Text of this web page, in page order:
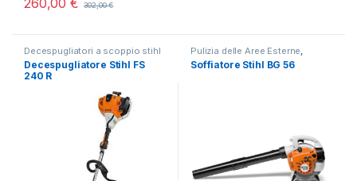
260,00€ 302,00€
Decespugliatori a scoppio stihl
in offerta e altre marche, Taglio
e Sfalcio dell'Erba Alta e
Spontanea
Decespugliatore Stihl FS
240 R
Pulizia delle Aree Esterne
Soffiatori a scoppio
Soffiatore Stihl BG 56